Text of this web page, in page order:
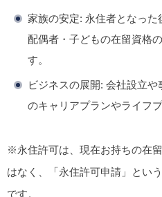
家族の安定: 永住者となった
配偶者・子どもの在留資格
す。
ビジネスの展開: 会社設立や
のキャリアプランやライフ
※永住許可は、現在お持ちの在
はなく、
「永住許可申請」とい
です。